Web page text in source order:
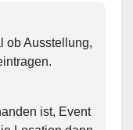
ob Ausstellung,
ist, Event